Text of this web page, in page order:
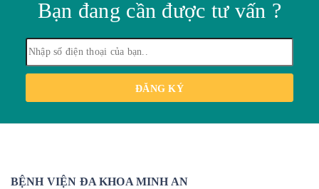
Bạn đang cần được tư vấn ?
ĐĂNG KÝ
BỆNH VIỆN ĐA KHOA MINH AN